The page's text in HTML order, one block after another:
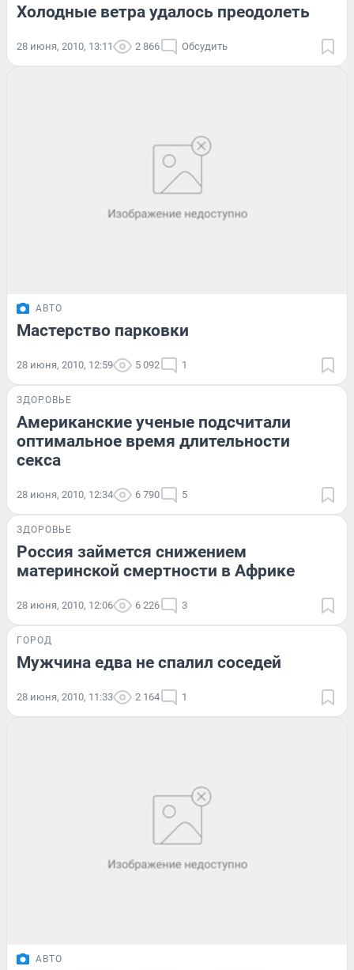
Холодные ветра удалось преодолеть
28 июня, 2010, 13:11 2 866 Обсудить
АВТО
Мастерство парковки
28 июня, 2010, 12:59 5 092 1
ЗДОРОВЬЕ
Американские ученые подсчитали
оптимальное время длительности
секса
28 июня, 2010, 12:34 6 790 5
ЗДОРОВЬЕ
Россия займется снижением
материнской смертности в Африке
28 июня, 2010, 12:06 6 226 3
ГОРОД
Мужчина едва не спалил соседей
28 июня, 2010, 11:33 2 164 1
АВТО